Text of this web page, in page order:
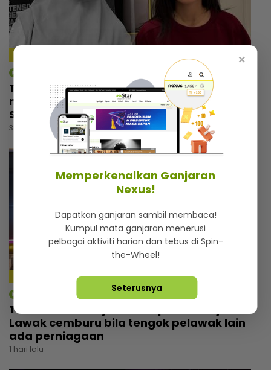
Tiada orang tahu Thalita masuk tandas
menangis selepas nyanyi lagu arwah Siti
Sarah, dapat rasa aura atas pentas
3 jam lalu
mStar | Hiburan
Tebalkan muka jual air kopi, Man Raja
Lawak cemburu bila tengok pelawak lain
ada perniagaan
1 hari lalu
×
Memperkenalkan Ganjaran
Nexus!
Dapatkan ganjaran sambil membaca!
Kumpul mata ganjaran menerusi
pelbagai aktiviti harian dan tebus di Spin-
the-Wheel!
Seterusnya